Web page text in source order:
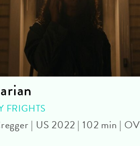
FRIGHTS
| US 2022 | 102 min | OV